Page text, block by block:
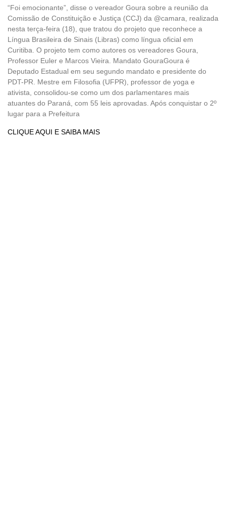
“Foi emocionante”, disse o vereador Goura sobre a reunião da
Comissão de Constituição e Justiça (CCJ) da @camara, realizada
nesta terça-feira (18), que tratou do projeto que reconhece a
Língua Brasileira de Sinais (Libras) como língua oficial em
Curitiba. O projeto tem como autores os vereadores Goura,
Professor Euler e Marcos Vieira. Mandato GouraGoura é
Deputado Estadual em seu segundo mandato e presidente do
PDT-PR. Mestre em Filosofia (UFPR), professor de yoga e
ativista, consolidou-se como um dos parlamentares mais
atuantes do Paraná, com 55 leis aprovadas. Após conquistar o 2º
lugar para a Prefeitura
CLIQUE AQUI E SAIBA MAIS